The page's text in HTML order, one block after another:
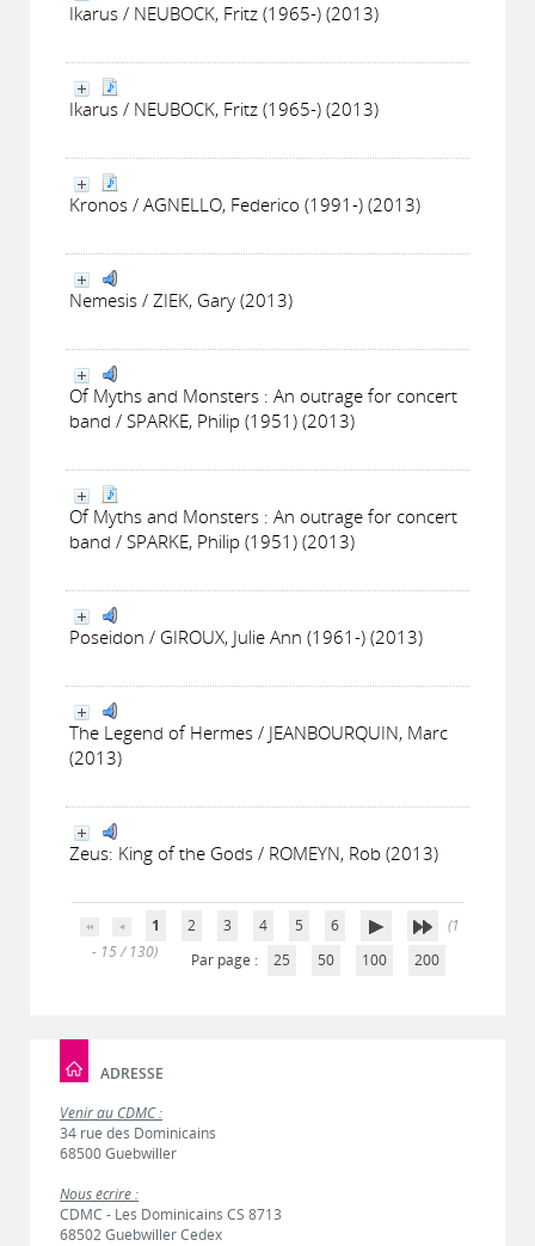
Ikarus / NEUBOCK, Fritz (1965-) (2013)
Ikarus / NEUBOCK, Fritz (1965-) (2013)
Kronos / AGNELLO, Federico (1991-) (2013)
Nemesis / ZIEK, Gary (2013)
Of Myths and Monsters : An outrage for concert
band / SPARKE, Philip (1951) (2013)
Of Myths and Monsters : An outrage for concert
band / SPARKE, Philip (1951) (2013)
Poseidon / GIROUX, Julie Ann (1961-) (2013)
The Legend of Hermes / JEANBOURQUIN, Marc
(2013)
Zeus: King of the Gods / ROMEYN, Rob (2013)
1 2 3 4 5 6
(1
- 15 / 130)
Par page : 25 50 100 200
ADRESSE
Venir au CDMC :
34 rue des Dominicains
68500 Guebwiller
Nous écrire :
CDMC - Les Dominicains CS 8713
68502 Guebwiller Cedex